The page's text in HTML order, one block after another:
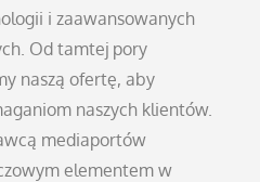
i zaawansowanych
Od tamtej pory
naszą ofertę, aby
naszych klientów.
mediaportów
elementem w